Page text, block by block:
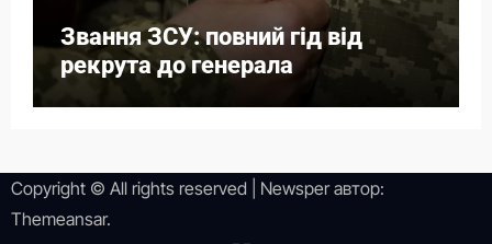
Звання ЗСУ: повний гід від
рекрута до генерала
Copyright © All rights reserved Newsperавтор:
Themeansar.